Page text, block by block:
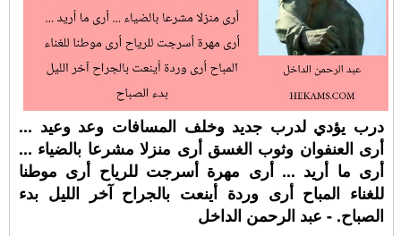
درب يؤدي لدرب جديد وخلف المسافات وعد وعيد ...
أرى العنفوان وثوب الغسق أرى منزلا مشرعا بالضياء ...
أرى ما أريد ... أرى مهرة أسرجت للرياح أرى موطنا
للغناء المباح أرى وردة أينعت بالجراح آخر الليل بدء
الصباح. - عبد الرحمن الداخل